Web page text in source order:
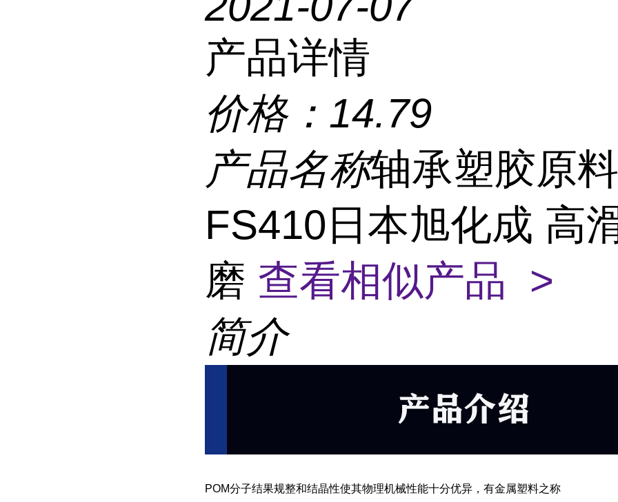
产品详情
价格： 14.79
产品名称轴承塑胶原
FS410日本旭化成 高
磨 查看相似产品 >
简介
POM分子结果规整和结晶性使其物理机械性能十分优异，有金属塑料之称